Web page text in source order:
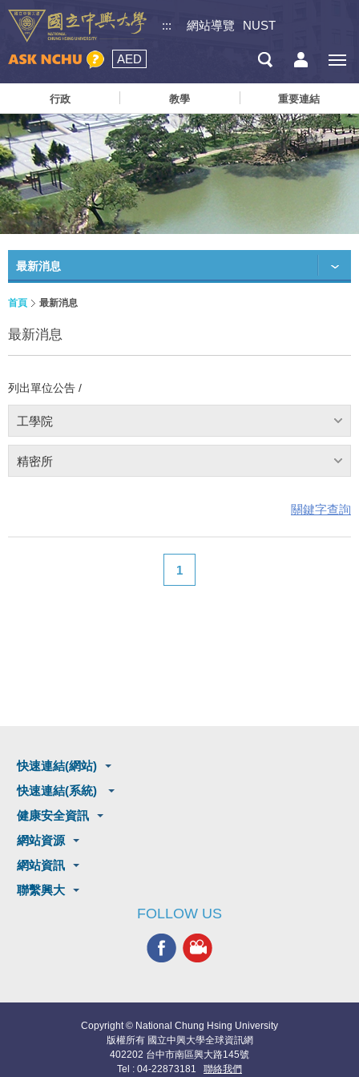
::: 網站導覽 NUST
AED
行政 教學 重要連結
最新消息
首頁 最新消息
最新消息
列出單位公告 /
工學院
精密所
關鍵字查詢
1
快速連結(網站)
快速連結(系統)
健康安全資訊
網站資源
網站資訊
聯繫興大
FOLLOW US
Copyright © National Chung Hsing University
版權所有 國立中興大學全球資訊網
402202 台中市南區興大路145號
Tel : 04-22873181 聯絡我們